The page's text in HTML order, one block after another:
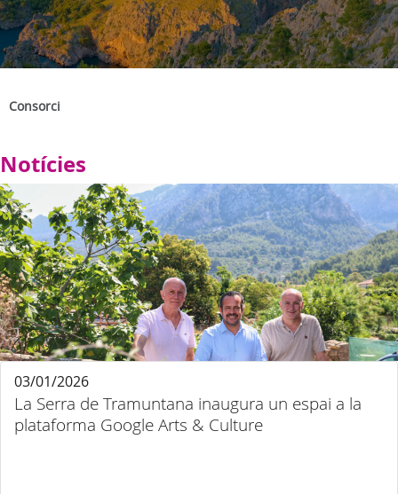
Consorci
Notícies
La Serra de Tramuntana inaugura un espai a la
plataforma Google Arts & Culture
03/01/2026